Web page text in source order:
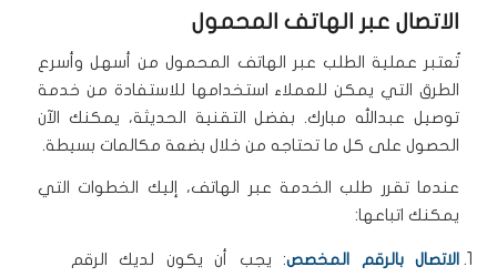
الاتصال عبر الهاتف المحمول
تُعتبر عملية الطلب عبر الهاتف المحمول من أسهل وأسرع
الطرق التي يمكن للعملاء استخدامها للاستفادة من خدمة
توصيل عبدالله مبارك. بفضل التقنية الحديثة، يمكنك الآن
الحصول على كل ما تحتاجه من خلال بضعة مكالمات بسيطة.
عندما تقرر طلب الخدمة عبر الهاتف، إليك الخطوات التي
يمكنك اتباعها:
الاتصال بالرقم المخصص: يجب أن يكون لديك الرقم